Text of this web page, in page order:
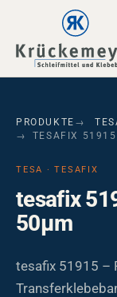
Skip to main
Skip to main
Skip to page footer
PRODUKTE
TESAFIX
TESA · TESAFIX
tesafix
50µm
tesafix 51915 –